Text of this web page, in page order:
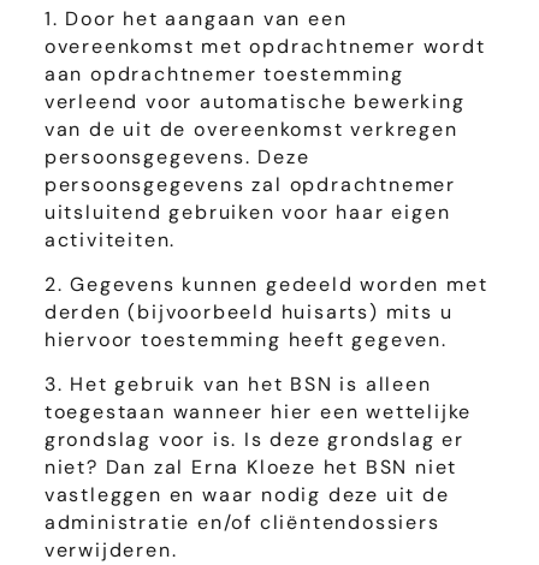
1. Door het aangaan van een
overeenkomst met opdrachtnemer wordt
aan opdrachtnemer toestemming
verleend voor automatische bewerking
van de uit de overeenkomst verkregen
persoonsgegevens. Deze
persoonsgegevens zal opdrachtnemer
uitsluitend gebruiken voor haar eigen
activiteiten.
2. Gegevens kunnen gedeeld worden met
derden (bijvoorbeeld huisarts) mits u
hiervoor toestemming heeft gegeven.
3. Het gebruik van het BSN is alleen
toegestaan wanneer hier een wettelijke
grondslag voor is. Is deze grondslag er
niet? Dan zal Erna Kloeze het BSN niet
vastleggen en waar nodig deze uit de
administratie en/of cliëntendossiers
verwijderen.